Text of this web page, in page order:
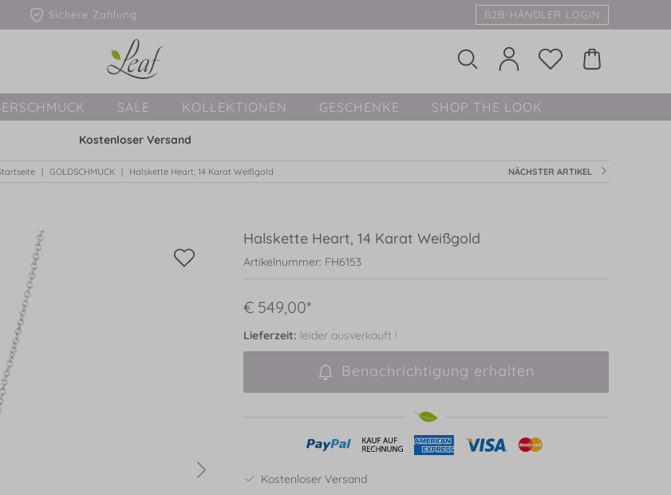
Sichere Zahlung B2B-HÄNDLER LOGIN
SALE KOLLEKTIONEN GESCHENKE SHOP THE LOOK
Kostenloser Versand
GOLDSCHMUCK Halskette Heart, 14 Karat Weißgold NÄCHSTER ARTIKEL
Halskette Heart, 14 Karat Weißgold
Artikelnummer: FH6153
€ 549,00*
Lieferzeit: leider ausverkauft !
Benachrichtigung erhalten
Kostenloser Versand